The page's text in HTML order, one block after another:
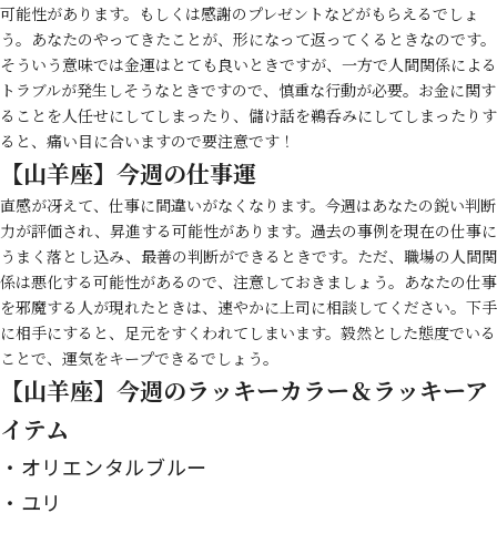
可能性があります。もしくは感謝のプレゼントなどがもらえるでしょ
う。あなたのやってきたことが、形になって返ってくるときなのです。
そういう意味では金運はとても良いときですが、一方で人間関係による
トラブルが発生しそうなときですので、慎重な行動が必要。お金に関す
ることを人任せにしてしまったり、儲け話を鵜呑みにしてしまったりす
ると、痛い目に合いますので要注意です！
【山羊座】今週の仕事運
直感が冴えて、仕事に間違いがなくなります。今週はあなたの鋭い判断
力が評価され、昇進する可能性があります。過去の事例を現在の仕事に
うまく落とし込み、最善の判断ができるときです。ただ、職場の人間関
係は悪化する可能性があるので、注意しておきましょう。あなたの仕事
を邪魔する人が現れたときは、速やかに上司に相談してください。下手
に相手にすると、足元をすくわれてしまいます。毅然とした態度でいる
ことで、運気をキープできるでしょう。
【山羊座】今週のラッキーカラー＆ラッキーア
イテム
オリエンタルブルー
ユリ